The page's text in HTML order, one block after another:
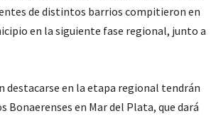
de distintos barrios compitieron en
en la siguiente fase regional, junto a
destacarse en la etapa regional tendrán
en Mar del Plata, que dará